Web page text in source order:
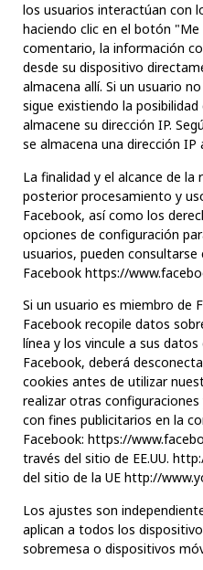
los usuarios interactúan con
haciendo clic en el botón
comentario, la información
desde su dispositivo
almacena allí. Si un usuario
sigue existiendo la
almacene su dirección IP.
se almacena una dirección IP
La finalidad y el alcance de
posterior procesamiento y
Facebook, así como los
opciones de configuración
usuarios, pueden
Facebook https://
Si un usuario es miembro de
Facebook recopile datos
línea y los vincule a sus
Facebook, deberá
cookies antes de utilizar
realizar otras
con fines publicitarios en la
Facebook: https://
través del sitio de EE.UU.
del sitio de la UE http://
Los ajustes son
aplican a todos los
sobremesa o dispositivos